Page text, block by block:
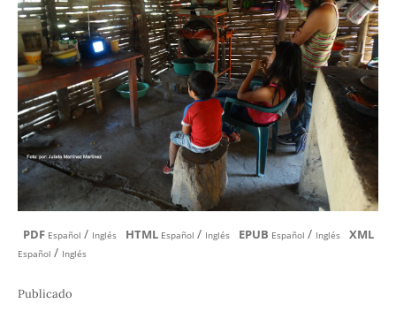
PDF Español / Inglés HTML Español / Inglés EPUB Español / Inglés XML
Español / Inglés
Publicado